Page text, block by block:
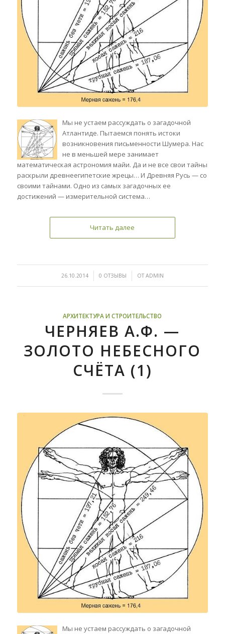
Мы не устаем рассуждать о загадочной
Атлантиде. Пытаемся понять истоки
возникновения письменности Шумера. Нас
не в меньшей мере занимает
математическая астрономия майи. Да и не все свои тайны
раскрыли древнеегипетские жрецы… И Древняя Русь — со
своими тайнами. Одно из самых загадочных ее
достижений — измерительной система…
Читать далее
26.10.2014
/ 0 ОТЗЫВЫ
/ ОТADMIN
АРХИТЕКТУРА И СТРОИТЕЛЬСТВО
ЧЕРНЯЕВ А.Ф. —
ЗОЛОТО НЕБЕСНОГО
СЧЁТА (1)
Мы не устаем рассуждать о загадочной